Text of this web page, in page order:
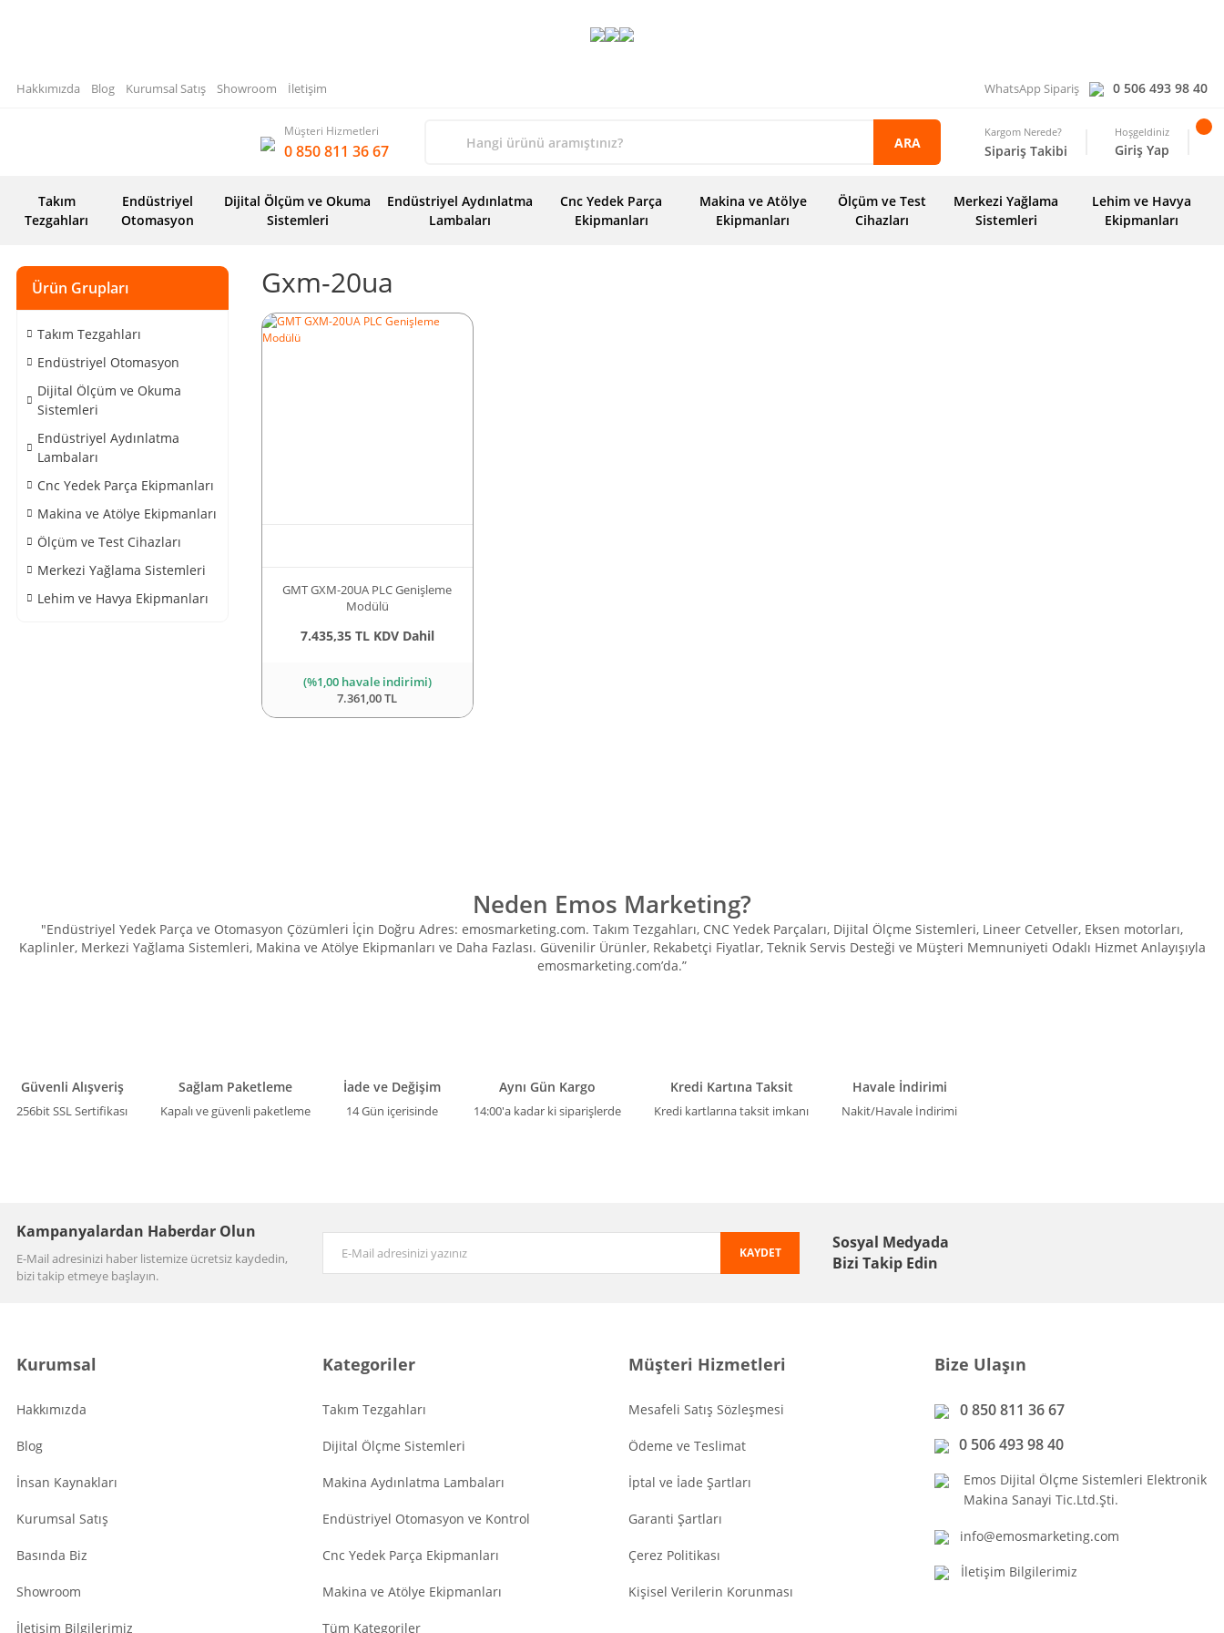
Hakkımızda Blog Kurumsal Satış Showroom İletişim WhatsApp Sipariş 0 506 493 98 40
Müşteri Hizmetleri
0 850 811 36 67 ARA
Kargom Nerede?
Sipariş Takibi
Hoşgeldiniz
Giriş Yap
Takım
Tezgahları
Endüstriyel
Otomasyon
Dijital Ölçüm ve Okuma
Sistemleri
Endüstriyel Aydınlatma
Lambaları
Cnc Yedek Parça
Ekipmanları
Makina ve Atölye
Ekipmanları
Ölçüm ve Test
Cihazları
Merkezi Yağlama
Sistemleri
Lehim ve Havya
Ekipmanları
Ürün Grupları
Takım Tezgahları
Endüstriyel Otomasyon
Dijital Ölçüm ve Okuma
Sistemleri
Endüstriyel Aydınlatma
Lambaları
Cnc Yedek Parça Ekipmanları
Makina ve Atölye Ekipmanları
Ölçüm ve Test Cihazları
Merkezi Yağlama Sistemleri
Lehim ve Havya Ekipmanları
Gxm-20ua
GMT GXM-20UA PLC Genişleme
Modülü
7.435,35 TL KDV Dahil
(%1,00 havale indirimi)
7.361,00 TL
Neden Emos Marketing?
"Endüstriyel Yedek Parça ve Otomasyon Çözümleri İçin Doğru Adres: emosmarketing.com. Takım Tezgahları, CNC Yedek Parçaları, Dijital Ölçme Sistemleri, Lineer Cetveller, Eksen motorları,
Kaplinler, Merkezi Yağlama Sistemleri, Makina ve Atölye Ekipmanları ve Daha Fazlası. Güvenilir Ürünler, Rekabetçi Fiyatlar, Teknik Servis Desteği ve Müşteri Memnuniyeti Odaklı Hizmet Anlayışıyla
emosmarketing.com’da.”
Güvenli Alışveriş
256bit SSL Sertifikası
Sağlam Paketleme
Kapalı ve güvenli paketleme
İade ve Değişim
14 Gün içerisinde
Aynı Gün Kargo
14:00'a kadar ki siparişlerde
Kredi Kartına Taksit
Kredi kartlarına taksit imkanı
Havale İndirimi
Nakit/Havale İndirimi
Kampanyalardan Haberdar Olun
E-Mail adresinizi haber listemize ücretsiz kaydedin,
bizi takip etmeye başlayın.
KAYDET
Sosyal Medyada
Bizi Takip Edin
Kurumsal
Hakkımızda
Blog
İnsan Kaynakları
Kurumsal Satış
Basında Biz
Showroom
İletişim Bilgilerimiz
Kategoriler
Takım Tezgahları
Dijital Ölçme Sistemleri
Makina Aydınlatma Lambaları
Endüstriyel Otomasyon ve Kontrol
Cnc Yedek Parça Ekipmanları
Makina ve Atölye Ekipmanları
Tüm Kategoriler
Müşteri Hizmetleri
Mesafeli Satış Sözleşmesi
Ödeme ve Teslimat
İptal ve İade Şartları
Garanti Şartları
Çerez Politikası
Kişisel Verilerin Korunması
Bize Ulaşın
0 850 811 36 67
0 506 493 98 40
Emos Dijital Ölçme Sistemleri Elektronik
Makina Sanayi Tic.Ltd.Şti.
info@emosmarketing.com
İletişim Bilgilerimiz